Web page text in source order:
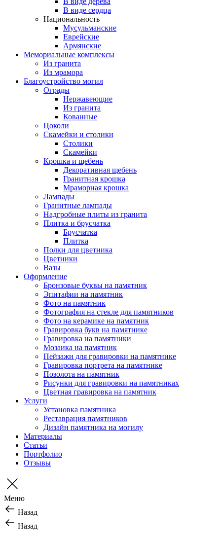
В виде сердца
Национальность
Мусульманские
Еврейские
Армянские
Мемориальные комплексы
Из гранита
Из мрамора
Благоустройство могил
Ограды
Нержавеющие
Из гранита
Кованные
Цоколи
Скамейки и столики
Столики
Скамейки
Крошка и щебень
Декоративная щебень
Гранитная крошка
Мраморная крошка
Лампады
Гранитные лампады
Надгробные плиты из гранита
Плитка и брусчатка
Брусчатка
Плитка
Полки для цветника
Цветники
Вазы
Оформление
Бронзовые буквы на памятник
Эпитафии на памятник
Фото на памятник
Фотография на стекле для памятников
Фото на керамике на памятник
Гравировка букв на памятнике
Гравировка на памятники
Мозаика на памятник
Пейзажи для гравировки на памятнике
Гравировка портрета на памятнике
Позолота на памятник
Рисунки для гравировки на памятниках
Цветная гравировка на памятник
Услуги
Установка памятника
Реставрация памятников
Дизайн памятника на могилу
Материалы
Статьи
Портфолио
Отзывы
Меню
Назад
Назад